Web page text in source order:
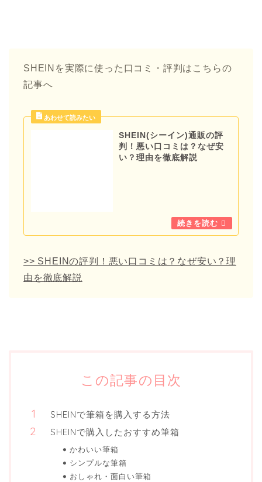
SHEINを実際に使った口コミ・評判はこちらの
記事へ
SHEIN(シーイン)通販の評
判！悪い口コミは？なぜ安
い？理由を徹底解説
>> SHEINの評判！悪い口コミは？なぜ安い？理
由を徹底解説
この記事の目次
SHEINで筆箱を購入する方法
SHEINで購入したおすすめ筆箱
かわいい筆箱
シンプルな筆箱
おしゃれ・面白い筆箱